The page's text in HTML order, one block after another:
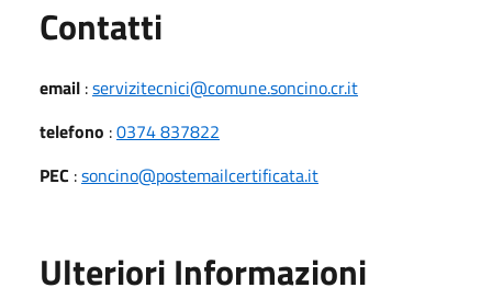
Contatti
email :servizitecnici@comune.soncino.cr.it
telefono :0374 837822
PEC :soncino@postemailcertificata.it
Ulteriori Informazioni